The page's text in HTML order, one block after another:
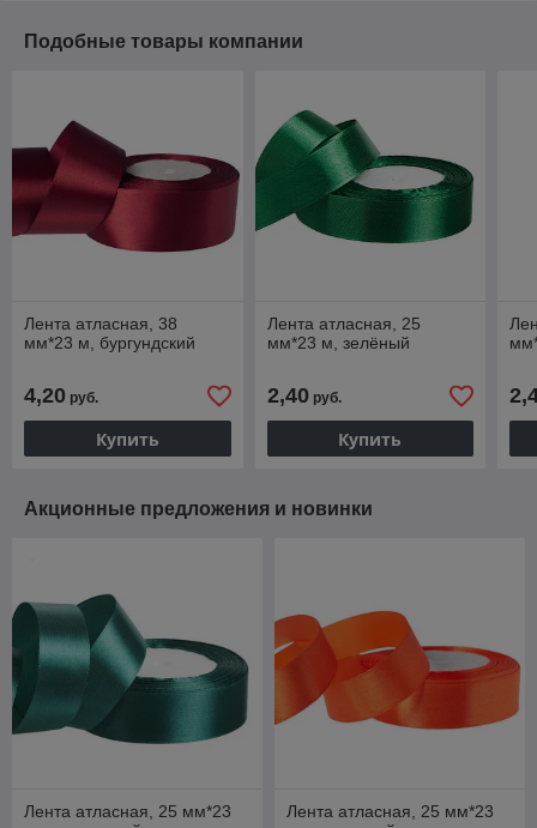
Подобные товары компании
Лента атласная, 38
мм*23 м, бургундский
4,20 руб.
Купить
Лента атласная, 25
мм*23 м, зелёный
2,40руб.
Купить
Акционные предложения и новинки
Лента атласная, 25 мм*23
Лента атласная, 25 мм*23